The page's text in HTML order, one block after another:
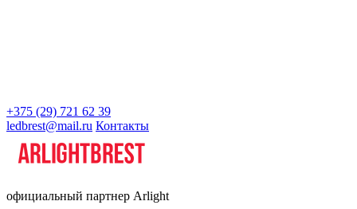
+375 (29) 721 62 39
ledbrest@mail.ru Контакты
официальный партнер Arlight